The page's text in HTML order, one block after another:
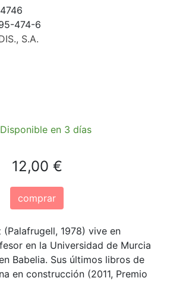
474-6
S.A.
Disponible en 3 días
12,00 €
comprar
(Palafrugell, 1978) vive en
en la Universidad de Murcia
Babelia. Sus últimos libros de
en construcción (2011, Premio